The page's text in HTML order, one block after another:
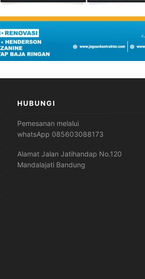
HUBUNGI
Pemesanan melalui
whatsApp 085603088173
Alamat Jalan Jatihandap No.120
Mandalajati Bandung